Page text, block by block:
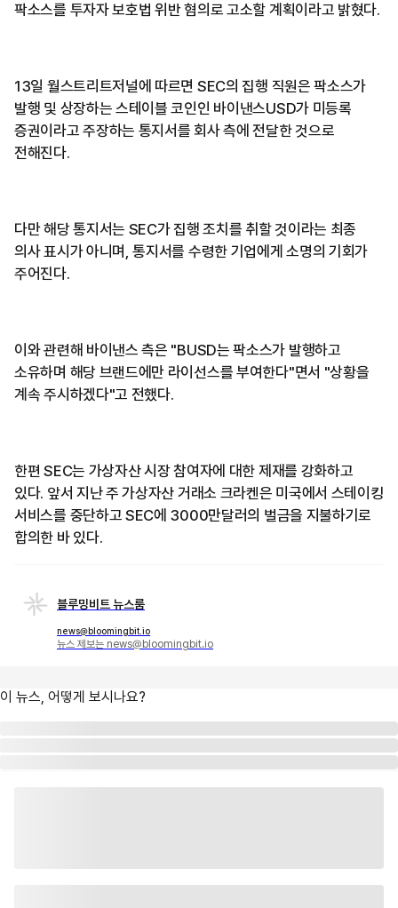
팍소스를 투자자 보호법 위반 혐의로 고소할 계획이라고 밝혔다.
13일 월스트리트저널에 따르면 SEC의 집행 직원은 팍소스가
발행 및 상장하는 스테이블 코인인 바이낸스USD가 미등록
증권이라고 주장하는 통지서를 회사 측에 전달한 것으로
전해진다.
다만 해당 통지서는 SEC가 집행 조치를 취할 것이라는 최종
의사 표시가 아니며, 통지서를 수령한 기업에게 소명의 기회가
주어진다.
이와 관련해 바이낸스 측은 "BUSD는 팍소스가 발행하고
소유하며 해당 브랜드에만 라이선스를 부여한다"면서 "상황을
계속 주시하겠다"고 전했다.
한편 SEC는 가상자산 시장 참여자에 대한 제재를 강화하고
있다. 앞서 지난 주 가상자산 거래소 크라켄은 미국에서 스테이킹
서비스를 중단하고 SEC에 3000만달러의 벌금을 지불하기로
합의한 바 있다.
블루밍비트 뉴스룸
news@bloomingbit.io
뉴스 제보는 news@bloomingbit.io
이 뉴스, 어떻게 보시나요?